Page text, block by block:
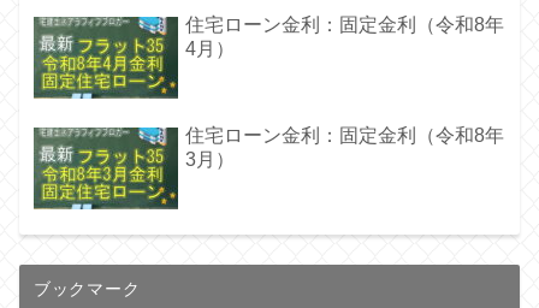
住宅ローン金利：固定金利（令和8年
4月）
住宅ローン金利：固定金利（令和8年
3月）
ブックマーク